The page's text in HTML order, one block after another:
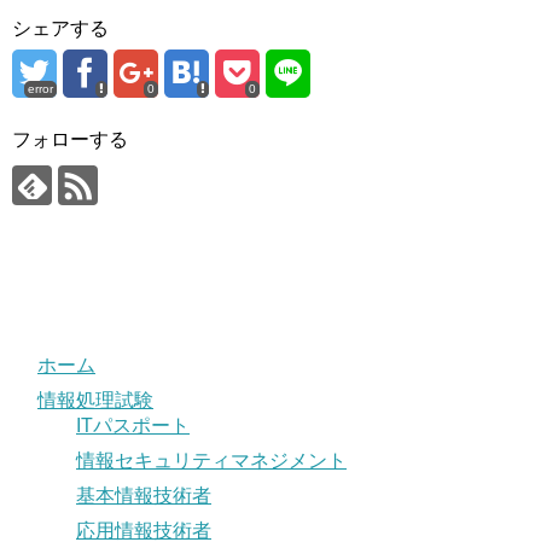
シェアする
error 0 0
フォローする
ホーム
情報処理試験
ITパスポート
情報セキュリティマネジメント
基本情報技術者
応用情報技術者